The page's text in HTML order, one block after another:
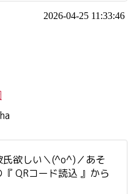
2026-04-25 11:33:46
欲しい＼(^o^)／あそ
QRコード読込 』から